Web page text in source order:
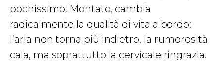
pochissimo. Montato, cambia
radicalmente la qualità di vita a bordo:
l’aria non torna più indietro, la rumorosità
cala, ma soprattutto la cervicale ringrazia.